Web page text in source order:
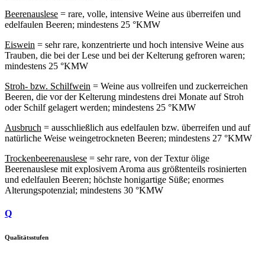
Beerenauslese = rare, volle, intensive Weine aus überreifen und
edelfaulen Beeren; mindestens 25 °KMW
Eiswein = sehr rare, konzentrierte und hoch intensive Weine aus
Trauben, die bei der Lese und bei der Kelterung gefroren waren;
mindestens 25 °KMW
Stroh- bzw. Schilfwein = Weine aus vollreifen und zuckerreichen
Beeren, die vor der Kelterung mindestens drei Monate auf Stroh
oder Schilf gelagert werden; mindestens 25 °KMW
Ausbruch = ausschließlich aus edelfaulen bzw. überreifen und auf
natürliche Weise weingetrockneten Beeren; mindestens 27 °KMW
Trockenbeerenauslese = sehr rare, von der Textur ölige
Beerenauslese mit explosivem Aroma aus größtenteils rosinierten
und edelfaulen Beeren; höchste honigartige Süße; enormes
Alterungspotenzial; mindestens 30 °KMW
Q
Qualitätsstufen